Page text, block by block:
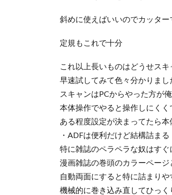
斜めに使えばいいのでカッタ
定規もこれで十分
これ以上長いものはどうせスキ
早速試してみて色々分かりまし
スキャンはPCからやった方が
本体操作でやると操作しにく
ある程度設定が決まってたら本
・ADFは便利だけど結構詰まる
特に雑誌のペラペラな奴はすぐ
漫画雑誌の巻頭のカラーページ
自動両面にすると特に詰まり
機械的に巻き込み直してひっ